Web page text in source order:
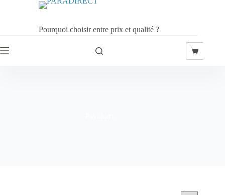
Pourquoi choisir entre prix et qualité ?
Panier